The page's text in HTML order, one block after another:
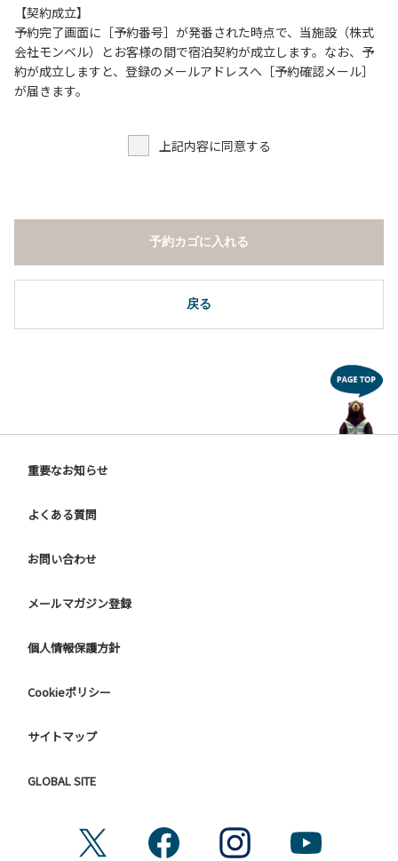
４．大きな音で音楽や楽器などを鳴らす行為。（ 但し貸切イ
ベントは除く）
５．発電機の使用。（但し貸切イベントは除く）
６．申込みされたサイト以外のサイトの利用や共用部（シャ
ワー棟、水道など）の占有行為。
８．その他 周りに迷惑となるような行為（夜間の大声での談
１．全室禁煙です。
２．動物（ペット類）の同伴はご遠慮願います。
３．備品の持ち出しはしないでください。
４．ご訪問客と常設テント内での面会はご遠慮願います。
【契約成立】
予約完了画面に［予約番号］が発番された時点で、当施設（株式
会社モンベル）とお客様の間で宿泊契約が成立します。なお、予
約が成立しますと、登録のメールアドレスへ［予約確認メール］
が届きます。
上記内容に同意する
戻る
予約カゴに入れる
重要なお知らせ
よくある質問
お問い合わせ
メールマガジン登録
個人情報保護方針
Cookieポリシー
サイトマップ
GLOBAL SITE